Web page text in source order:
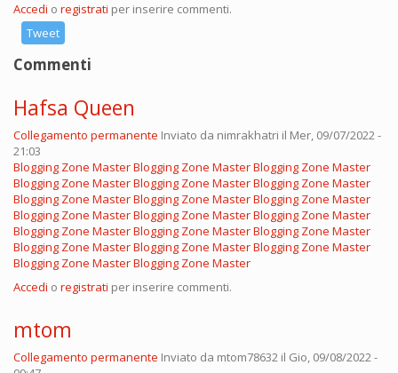
Accedi o registrati per inserire commenti.
Tweet
Commenti
Hafsa Queen
Collegamento permanente Inviato da nimrakhatri il Mer, 09/07/2022 -
21:03
Blogging Zone MasterBlogging Zone MasterBlogging Zone Master
Blogging Zone MasterBlogging Zone MasterBlogging Zone Master
Blogging Zone MasterBlogging Zone MasterBlogging Zone Master
Blogging Zone MasterBlogging Zone MasterBlogging Zone Master
Blogging Zone MasterBlogging Zone MasterBlogging Zone Master
Blogging Zone MasterBlogging Zone MasterBlogging Zone Master
Blogging Zone MasterBlogging Zone Master
Accedi o registrati per inserire commenti.
mtom
Collegamento permanente Inviato da mtom78632 il Gio, 09/08/2022 -